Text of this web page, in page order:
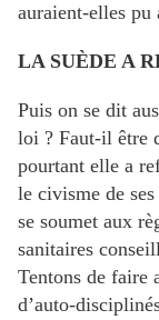
auraient-elles pu
LA SUÈDE A
Puis on se dit
loi ? Faut-il être
pourtant elle a
le civisme de
se soumet aux
sanitaires
Tentons de faire
d’auto-